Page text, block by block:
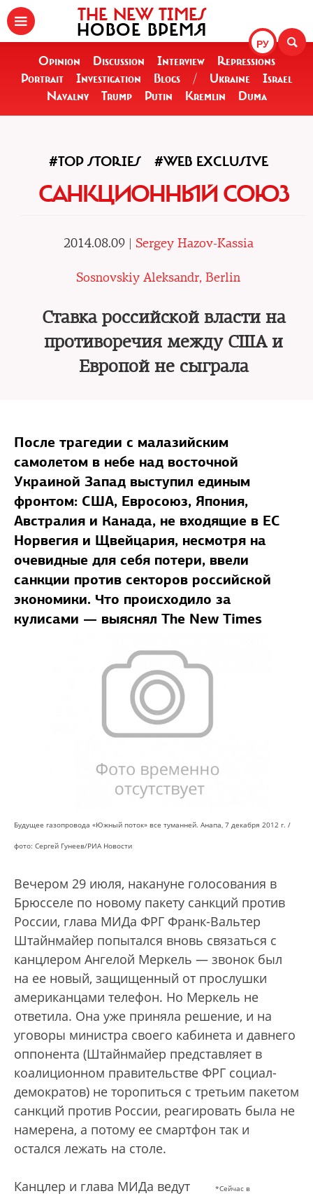
РУ
THE NEW TIMES
НОВОЕ ВРЕМЯ
Opinion Discussion Interview
Repressions
Portrait
Investigation Blogs / Ukraine
Israel
Navalny
Trump Putin Kremlin Duma
#TOP STORIES #WEB EXCLUSIVE
САНКЦИОННЫЙ СОЮЗ
2014.08.09 | Sergey Hazov-Kassia
Sosnovskiy Aleksandr, Berlin
Ставка российской власти на
противоречия между США и
Европой не сыграла
После трагедии с малазийским
самолетом в небе над восточной
Украиной Запад выступил единым
фронтом: США, Евросоюз, Япония,
Австралия и Канада, не входящие в ЕС
Норвегия и Щвейцария, несмотря на
очевидные для себя потери, ввели
санкции против секторов российской
экономики. Что происходило за
кулисами — выяснял The New Times
Будущее газопровода «Южный поток» все туманней. Анапа, 7 декабря 2012 г. /
фото: Сергей Гунеев/РИА Новости
Вечером 29 июля, накануне голосования в
Брюсселе по новому пакету санкций против
России, глава МИДа ФРГ Франк-Вальтер
Штайнмайер попытался вновь связаться с
канцлером Ангелой Меркель — звонок был
на ее новый, защищенный от прослушки
американцами телефон. Но Меркель не
ответила. Она уже приняла решение, и на
уговоры министра своего кабинета и давнего
оппонента (Штайнмайер представляет в
коалиционном правительстве ФРГ социал-
демократов) не торопиться с третьим пакетом
санкций против России, реагировать была не
намерена, а потому ее смартфон так и
остался лежать на столе.
*Сейчас в
Канцлер и глава МИДа ведут